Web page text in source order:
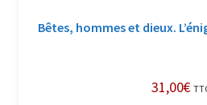
Bêtes, hommes et dieux.
31,00€